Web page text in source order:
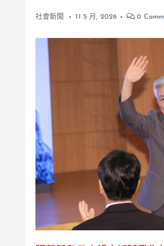
社會新聞 11 5 月, 2026 0